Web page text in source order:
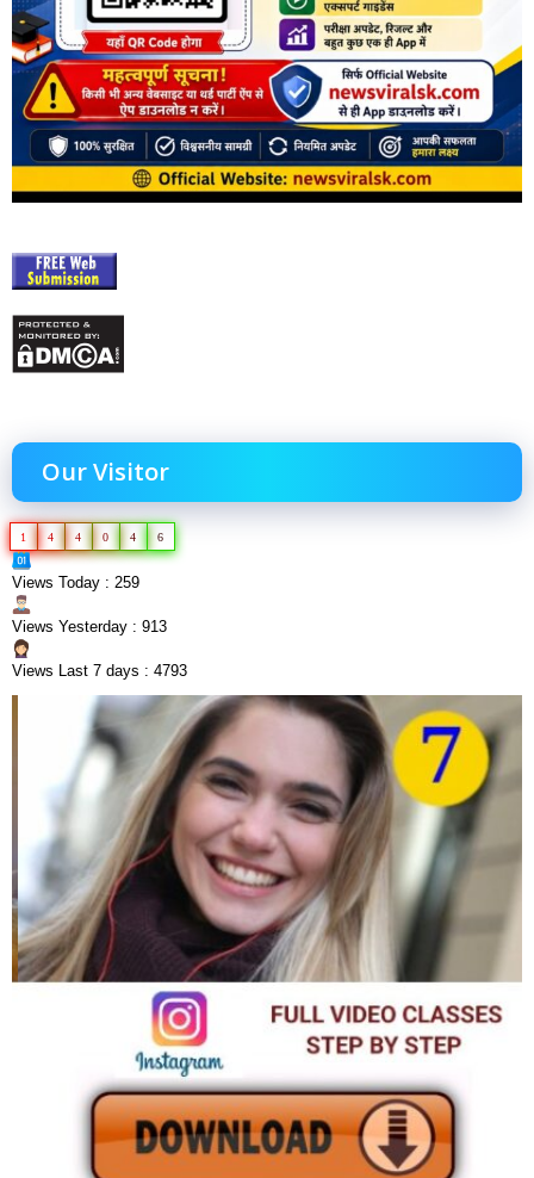
Our Visitor
1 4 4 0 4 6
Views Today : 259
Views Yesterday : 913
Views Last 7 days : 4793